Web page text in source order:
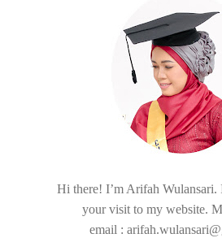
Hi there! I’m Arifah Wulansari.
your visit to my website.
email :